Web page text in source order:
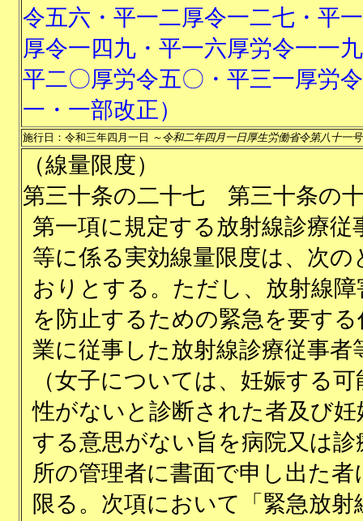
令五六・平一二厚令一二七・平
厚令一四九・平一六厚労令一一
平二〇厚労令五〇・平三一厚労
一・一部改正）
施行日：令和三年四月一日 ～令和二年四月一日厚生労働省令第八十一
（線量限度）
第三十条の二十七
第三十条の
第一項に規定する放射線診療従
等に係る実効線量限度は、次の
おりとする。ただし、放射線障
を防止するための緊急を要する
業に従事した放射線診療従事者
（女子については、妊娠する可
性がないと診断された者及び妊
する意思がない旨を病院又は診
所の管理者に書面で申し出た者
限る。次項において「緊急放射